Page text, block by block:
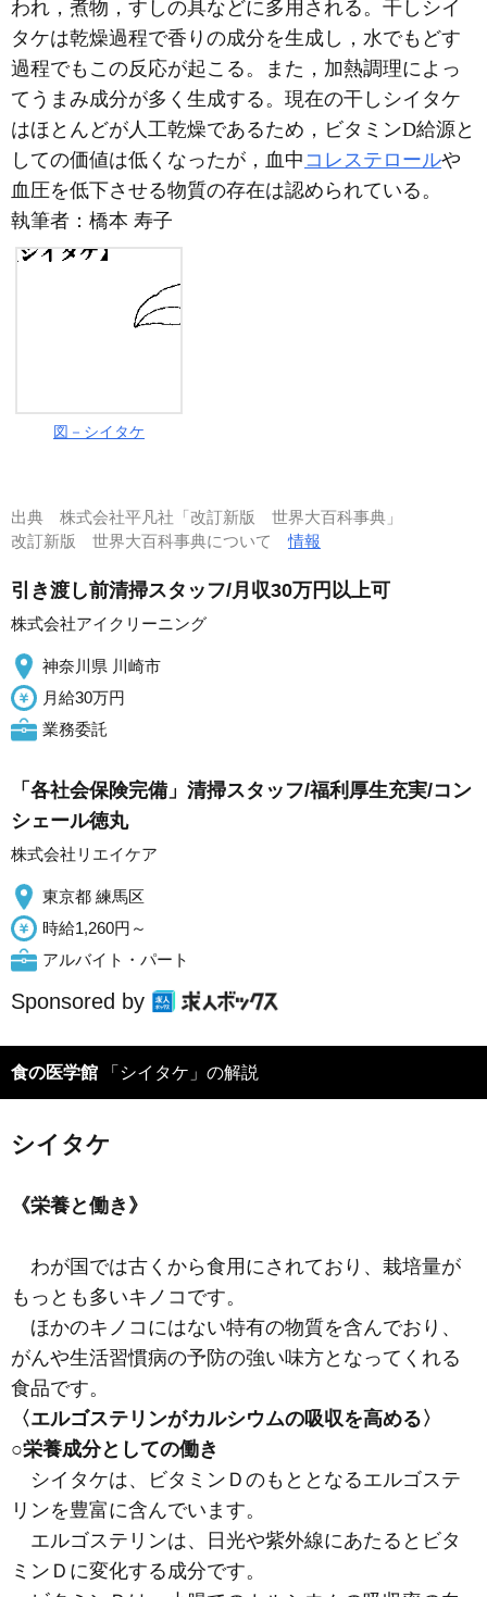
われ，煮物，すしの具などに多用される。干しシイ
タケは乾燥過程で香りの成分を生成し，水でもどす
過程でもこの反応が起こる。また，加熱調理によっ
てうまみ成分が多く生成する。現在の干しシイタケ
はほとんどが人工乾燥であるため，ビタミンD給源と
しての価値は低くなったが，血中 コレステロールや
血圧を低下させる物質の存在は認められている。
執筆者： 橋本 寿子
図－シイタケ
出典 株式会社平凡社「改訂新版 世界大百科事典」
改訂新版 世界大百科事典について情報
引き渡し前清掃スタッフ/月収30万円以上可
株式会社アイクリーニング
神奈川県 川崎市
月給30万円
業務委託
「各社会保険完備」清掃スタッフ/福利厚生充実/コン
シェール徳丸
株式会社リエイケア
東京都 練馬区
時給1,260円～
アルバイト・パート
Sponsored by
食の医学館 「シイタケ」の解説
シイタケ
《栄養と働き》
わが国では古くから食用にされており、栽培量が
もっとも多いキノコです。
ほかのキノコにはない特有の物質を含んでおり、
がんや生活習慣病の予防の強い味方となってくれる
食品です。
〈エルゴステリンがカルシウムの吸収を高める〉
○栄養成分としての働き
シイタケは、ビタミンＤのもととなるエルゴステ
リンを豊富に含んでいます。
エルゴステリンは、日光や紫外線にあたるとビタ
ミンＤに変化する成分です。